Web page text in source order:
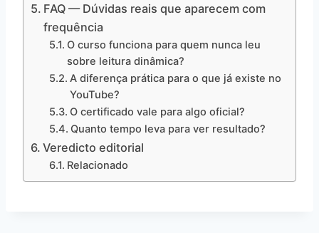
FAQ — Dúvidas reais que aparecem com
frequência
O curso funciona para quem nunca leu
sobre leitura dinâmica?
A diferença prática para o que já existe no
YouTube?
O certificado vale para algo oficial?
Quanto tempo leva para ver resultado?
Veredicto editorial
Relacionado